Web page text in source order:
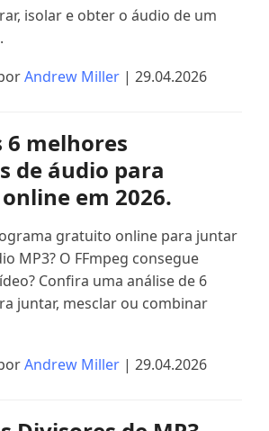
isolar e obter o áudio de um
Andrew Miller | 29.04.2026
6 melhores
de áudio para
em 2026.
gratuito online para juntar
MP3? O FFmpeg consegue
Confira uma análise de 6
juntar, mesclar ou combinar
Andrew Miller | 29.04.2026